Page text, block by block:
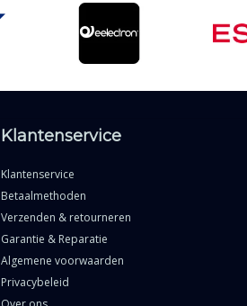
Klantenservice
Klantenservice
Betaalmethoden
Verzenden & retourneren
Garantie & Reparatie
Algemene voorwaarden
Privacybeleid